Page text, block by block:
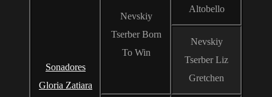
Sonadores
Gloria Zatiara
Nevskiy
Tserber Born
To Win
Altobello
Nevskiy
Tserber Liz
Gretchen